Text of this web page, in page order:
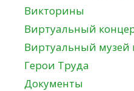
Викторины
Виртуальный
Виртуальный музей
Герои Труда
Документы